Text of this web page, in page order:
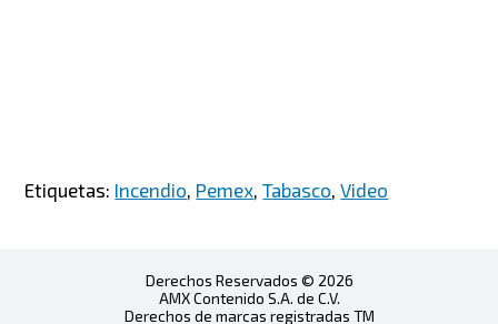
Etiquetas: Incendio, Pemex,Tabasco,Video
Derechos Reservados © 2026
AMX Contenido S.A. de C.V.
Derechos de marcas registradas TM